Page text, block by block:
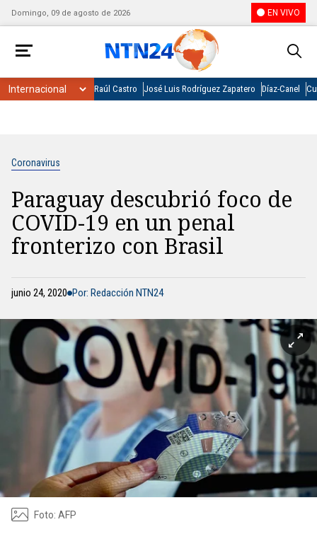
Domingo, 09 de agosto de 2026 EN VIVO
Raúl Castro José Luis Rodríguez Zapatero Díaz-Canel
Coronavirus
Paraguay descubrió foco de
COVID-19 en un penal
fronterizo con Brasil
junio 24, 2020 Por: Redacción NTN24
Foto: AFP